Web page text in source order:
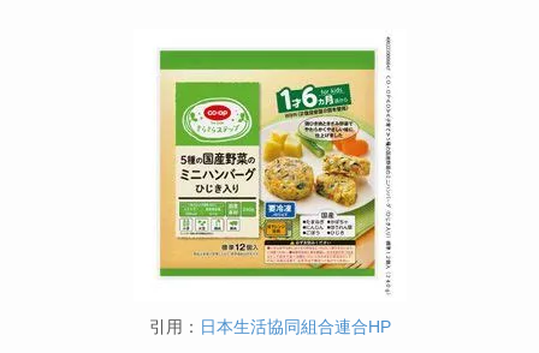
引用： 日本生活協同組合連合HP